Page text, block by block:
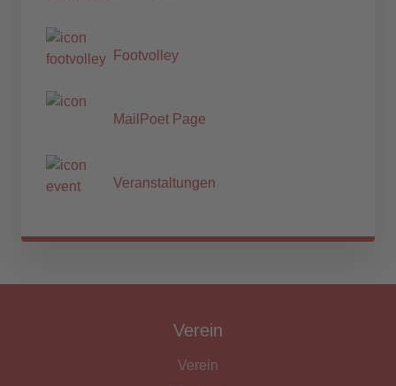
Footvolley
MailPoet Page
Veranstaltungen
Verein
Verein